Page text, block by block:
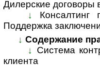
Дилерские договоры
↓
Консалтинг
Поддержка
↓ Содержание
↓
Система
кли­ента